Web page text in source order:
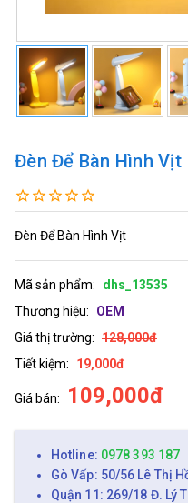
Đèn Để Bàn Hình Vịt
Đèn Để Bàn Hình Vịt
Mã sản phẩm:
dhs_13535
Thương hiệu:
OEM
Giá thị trường: 128,000đ
Tiết kiệm:
19,000đ
Giá bán: 109,000đ
Hotline: 0978 393 187
Gò Vấp: 50/56 Lê Thị
Quận 11: 269/18 Đ. Lý